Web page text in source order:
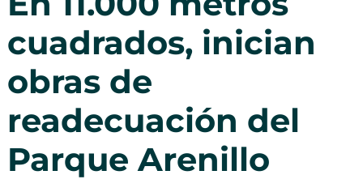
cuadrados, inician
obras de
readecuación del
Parque Arenillo